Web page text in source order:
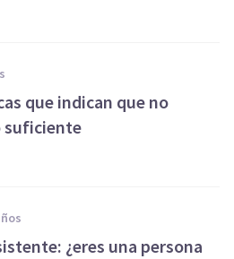
que indican que no
suficiente
¿eres una persona